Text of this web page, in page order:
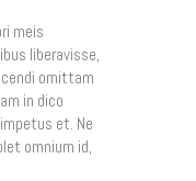
meis
liberavisse,
omittam
in dico
et. Ne
omnium id,